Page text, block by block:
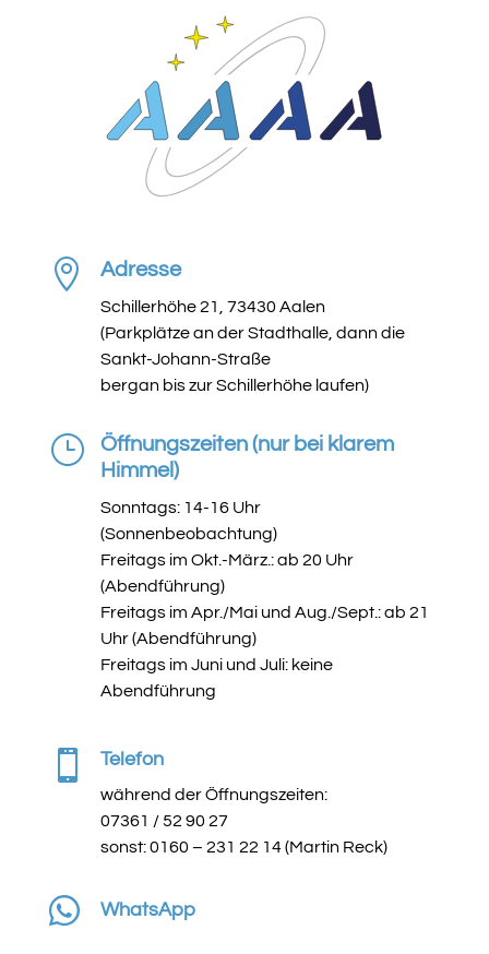
 Adresse
Schillerhöhe 21, 73430 Aalen
(Parkplätze an der Stadthalle, dann die
Sankt-Johann-Straße
bergan bis zur Schillerhöhe laufen)
}
Öffnungszeiten (nur bei klarem
Himmel)
Sonntags: 14-16 Uhr
(Sonnenbeobachtung)
Freitags im Okt.-März.: ab 20 Uhr
(Abendführung)
Freitags im Apr./Mai und Aug./Sept.: ab 21
Uhr (Abendführung)
Freitags im Juni und Juli: keine
Abendführung
 Telefon
während der Öffnungszeiten:
07361 / 52 90 27
sonst: 0160 – 231 22 14 (Martin Reck)
 WhatsApp